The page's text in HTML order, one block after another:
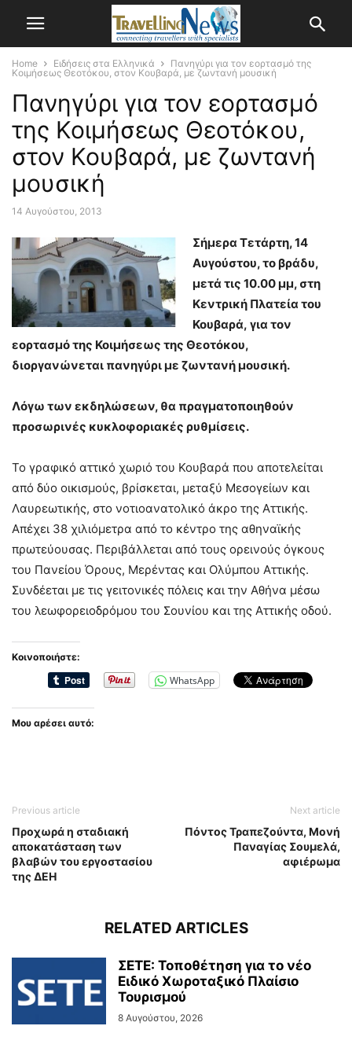
Home Ειδήσεις στα Ελληνικά
Πανηγύρι για τον εορτασμό της
Κοιμήσεως Θεοτόκου, στον Κουβαρά, με ζωντανή μουσική
Πανηγύρι για τον εορτασμό
της Κοιμήσεως Θεοτόκου,
στον Κουβαρά, με ζωντανή
μουσική
14 Αυγούστου, 2013
Σήμερα Τετάρτη, 14
Αυγούστου, το βράδυ,
μετά τις 10.00 μμ, στη
Κεντρική Πλατεία του
Κουβαρά, για τον
εορτασμό της Κοιμήσεως της Θεοτόκου,
διοργανώνεται πανηγύρι με ζωντανή μουσική.
Λόγω των εκδηλώσεων, θα πραγματοποιηθούν
προσωρινές κυκλοφοριακές ρυθμίσεις.
Το γραφικό αττικό χωριό του Κουβαρά που αποτελείται
από δύο οικισμούς, βρίσκεται, μεταξύ Μεσογείων και
Λαυρεωτικής, στο νοτιοανατολικό άκρο της Αττικής.
Απέχει 38 χιλιόμετρα από το κέντρο της αθηναϊκής
πρωτεύουσας. Περιβάλλεται από τους ορεινούς όγκους
του Πανείου Όρους, Μερέντας και Ολύμπου Αττικής.
Συνδέεται με τις γειτονικές πόλεις και την Αθήνα μέσω
του λεωφορειοδρόμου του Σουνίου και της Αττικής οδού.
Κοινοποιήστε:
WhatsApp
Μου αρέσει αυτό:
Previous article
Προχωρά η σταδιακή
αποκατάσταση των
βλαβών του εργοστασίου
της ΔΕΗ
Next article
Πόντος Τραπεζούντα, Μονή
Παναγίας Σουμελά,
αφιέρωμα
RELATED ARTICLES
ΣΕΤΕ: Τοποθέτηση για το νέο
Ειδικό Χωροταξικό Πλαίσιο
Τουρισμού
8 Αυγούστου, 2026